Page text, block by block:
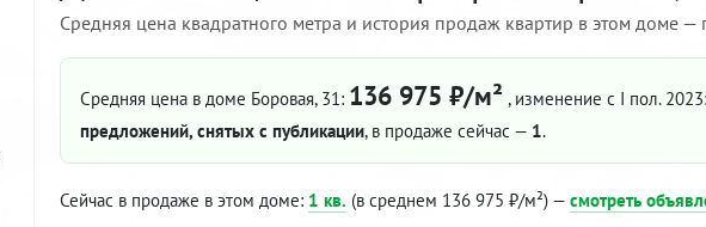
Средняя цена квадратного метра и история продаж квартир в этом доме
Средняя цена в доме Боровая, 31: 136 975 ₽/м² , изменение с I пол. 2023:
предложений, снятых с публикации, в продаже сейчас — 1.
Сейчас в продаже в этом доме: 1 кв. (в среднем 136 975 ₽/м²) — смотреть